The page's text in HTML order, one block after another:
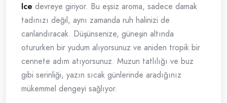
Ice devreye giriyor. Bu eşsiz aroma, sadece damak
tadınızı değil, aynı zamanda ruh halinizi de
canlandıracak. Düşünsenize, güneşin altında
otururken bir yudum alıyorsunuz ve aniden tropik bir
cennete adım atıyorsunuz. Muzun tatlılığı ve buz
gibi serinliği, yazın sıcak günlerinde aradığınız
mükemmel dengeyi sağlıyor.